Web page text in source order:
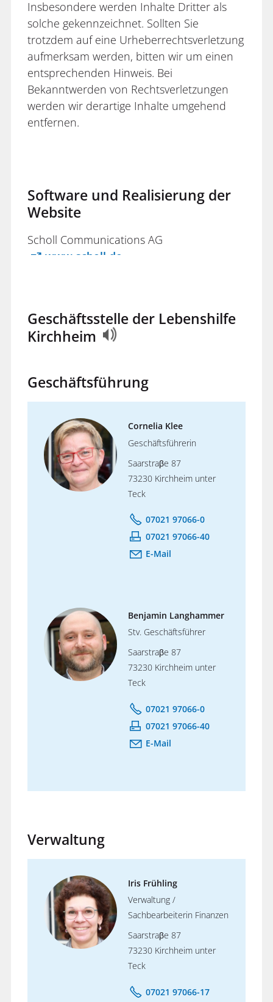
Insbesondere werden Inhalte Dritter als
solche gekennzeichnet. Sollten Sie
trotzdem auf eine Urheberrechtsverletzung
aufmerksam werden, bitten wir um einen
entsprechenden Hinweis. Bei
Bekanntwerden von Rechtsverletzungen
werden wir derartige Inhalte umgehend
entfernen.
Software und Realisierung der
Website
Scholl Communications AG
www.scholl.de
Geschäftsstelle der Lebenshilfe
Kirchheim
Geschäftsführung
Cornelia Klee
Geschäftsführerin
Saarstraβe 87
73230 Kirchheim unter
Teck
07021 97066-0
07021 97066-40
E-Mail
Benjamin Langhammer
Stv. Geschäftsführer
Saarstraβe 87
73230 Kirchheim unter
Teck
07021 97066-0
07021 97066-40
E-Mail
Verwaltung
Iris Frühling
Verwaltung /
Sachbearbeiterin Finanzen
Saarstraβe 87
73230 Kirchheim unter
Teck
07021 97066-17